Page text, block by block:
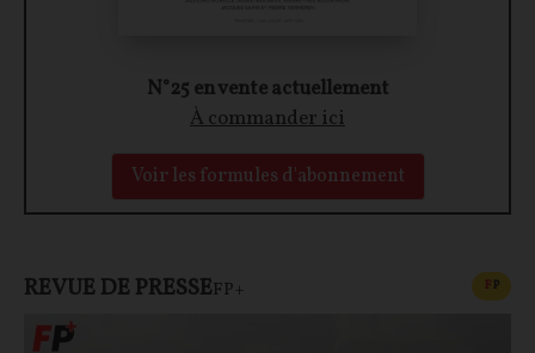
N°25 en vente actuellement
À commander ici
Voir les formules d'abonnement
REVUE DE PRESSEFP+ FP